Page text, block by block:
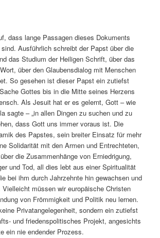
dass lange Passagen dieses Dokuments
Ausführlich schreibt der Papst über die
das Studium der Heiligen Schrift, über das
über den Glaubensdialog mit Menschen
So gesehen ist dieser Papst ein zutiefst
Gottes bis in die Mitte seines Herzens
Als Jesuit hat er es gelernt, Gott – wie
sagte – „in allen Dingen zu suchen und zu
dass Gott uns immer voraus ist. Die
des Papstes, sein breiter Einsatz für mehr
Solidarität mit den Armen und Entrechteten,
die Zusammenhänge von Erniedrigung,
und Tod, all dies lebt aus einer Spiritualität
bei ihm durch Jahrzehnte hin gewachsen und
müssen wir europäische Christen
von Frömmigkeit und Politik neu lernen.
Privatangelegenheit, sondern ein zutiefst
und friedenspolitisches Projekt, angesichts
ein nie endender Prozess.